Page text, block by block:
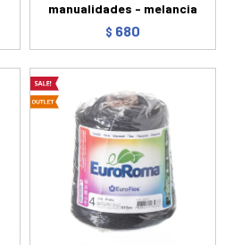
manualidades - melancia
$ 680